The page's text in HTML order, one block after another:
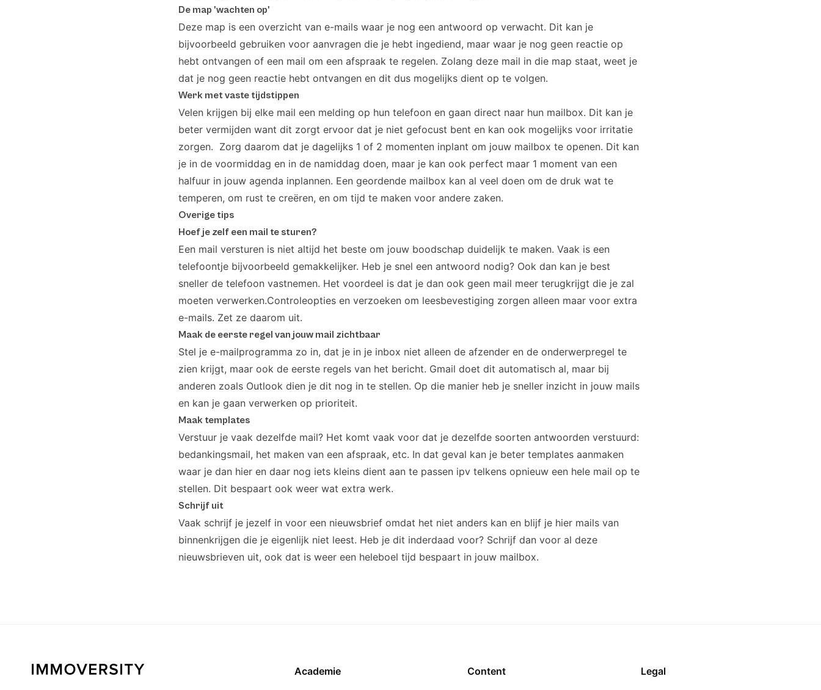
De map 'wachten op'
Deze map is een overzicht van e-mails waar je nog een antwoord op verwacht. Dit kan je
bijvoorbeeld gebruiken voor aanvragen die je hebt ingediend, maar waar je nog geen reactie op
hebt ontvangen of een mail om een afspraak te regelen. Zolang deze mail in die map staat, weet je
dat je nog geen reactie hebt ontvangen en dit dus mogelijks dient op te volgen.
Werk met vaste tijdstippen
Velen krijgen bij elke mail een melding op hun telefoon en gaan direct naar hun mailbox. Dit kan je
beter vermijden want dit zorgt ervoor dat je niet gefocust bent en kan ook mogelijks voor irritatie
zorgen. Zorg daarom dat je dagelijks 1 of 2 momenten inplant om jouw mailbox te openen. Dit kan
je in de voormiddag en in de namiddag doen, maar je kan ook perfect maar 1 moment van een
halfuur in jouw agenda inplannen. Een geordende mailbox kan al veel doen om de druk wat te
temperen, om rust te creëren, en om tijd te maken voor andere zaken.
Overige tips
Hoef je zelf een mail te sturen?
Een mail versturen is niet altijd het beste om jouw boodschap duidelijk te maken. Vaak is een
telefoontje bijvoorbeeld gemakkelijker. Heb je snel een antwoord nodig? Ook dan kan je best
sneller de telefoon vastnemen. Het voordeel is dat je dan ook geen mail meer terugkrijgt die je zal
moeten verwerken.Controleopties en verzoeken om leesbevestiging zorgen alleen maar voor extra
e-mails. Zet ze daarom uit.
Maak de eerste regel van jouw mail zichtbaar
Stel je e-mailprogramma zo in, dat je in je inbox niet alleen de afzender en de onderwerpregel te
zien krijgt, maar ook de eerste regels van het bericht. Gmail doet dit automatisch al, maar bij
anderen zoals Outlook dien je dit nog in te stellen. Op die manier heb je sneller inzicht in jouw mails
en kan je gaan verwerken op prioriteit.
Maak templates
Verstuur je vaak dezelfde mail? Het komt vaak voor dat je dezelfde soorten antwoorden verstuurd:
bedankingsmail, het maken van een afspraak, etc. In dat geval kan je beter templates aanmaken
waar je dan hier en daar nog iets kleins dient aan te passen ipv telkens opnieuw een hele mail op te
stellen. Dit bespaart ook weer wat extra werk.
Schrijf uit
Vaak schrijf je jezelf in voor een nieuwsbrief omdat het niet anders kan en blijf je hier mails van
binnenkrijgen die je eigenlijk niet leest. Heb je dit inderdaad voor? Schrijf dan voor al deze
nieuwsbrieven uit, ook dat is weer een heleboel tijd bespaart in jouw mailbox.
Academie Content Legal